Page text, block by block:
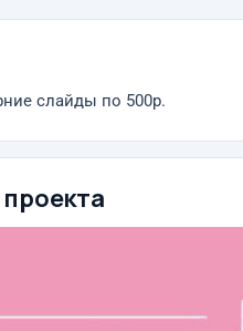
слайды по 500р.